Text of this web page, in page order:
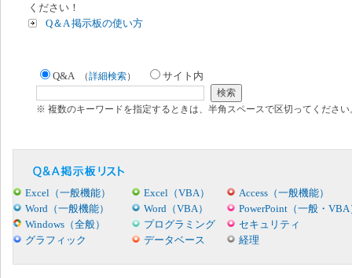
ください！
Q＆A 掲示板の使い方
Q&A （詳細検索） サイト内
※ 複数のキーワードを指定するときは、半角スペースで区切ってください
Excel（一般機能） Excel（VBA）
Access（一般機能）
Word（一般機能）
Word（VBA）
PowerPoint（一般・VBA
Windows（全般）
プログラミング
セキュリティ
グラフィック
データベース 経理